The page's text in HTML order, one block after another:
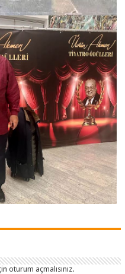
oturum açmalısınız.